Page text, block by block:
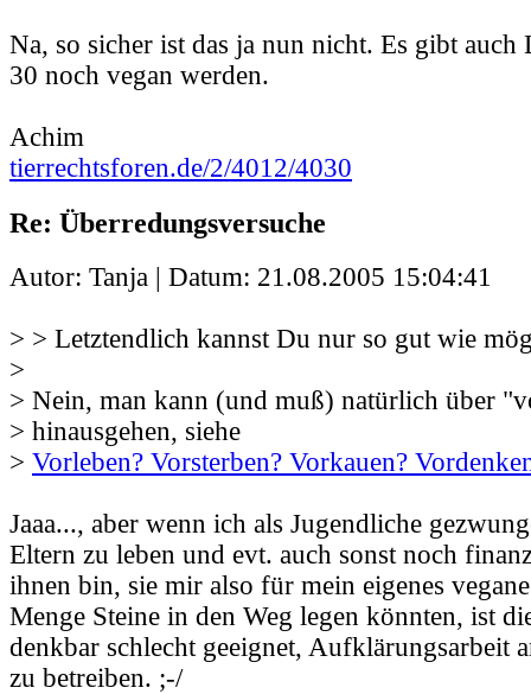
Na, so sicher ist das ja nun nicht. Es gibt auch
30 noch vegan werden.
Achim
tierrechtsforen.de/2/4012/4030
Re: Überredungsversuche
Autor: Tanja | Datum: 21.08.2005 15:04:41
> > Letztendlich kannst Du nur so gut wie
>
> Nein, man kann (und muß) natürlich über
> hinausgehen, siehe
> Vorleben? Vorsterben? Vorkauen?
Jaaa..., aber wenn ich als Jugendliche
Eltern zu leben und evt. auch sonst noch
ihnen bin, sie mir also für mein eigenes
Menge Steine in den Weg legen könnten, ist
denkbar schlecht geeignet, Aufklärungsarbeit
zu betreiben. ;-/